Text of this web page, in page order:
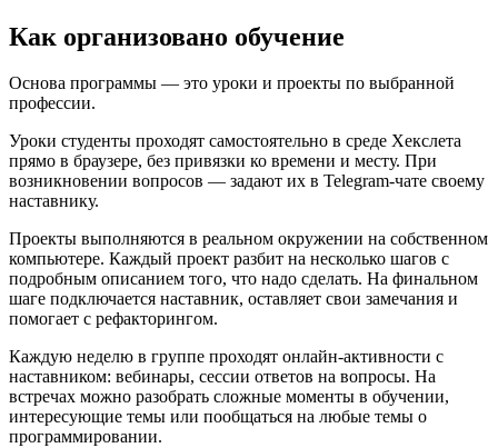
Как организовано обучение
Основа программы — это уроки и проекты по выбранной
профессии.
Уроки студенты проходят самостоятельно в среде Хекслета
прямо в браузере, без привязки ко времени и месту. При
возникновении вопросов — задают их в Telegram-чате своему
наставнику.
Проекты выполняются в реальном окружении на собственном
компьютере. Каждый проект разбит на несколько шагов с
подробным описанием того, что надо сделать. На финальном
шаге подключается наставник, оставляет свои замечания и
помогает с рефакторингом.
Каждую неделю в группе проходят онлайн-активности с
наставником: вебинары, сессии ответов на вопросы. На
встречах можно разобрать сложные моменты в обучении,
интересующие темы или пообщаться на любые темы о
программировании.